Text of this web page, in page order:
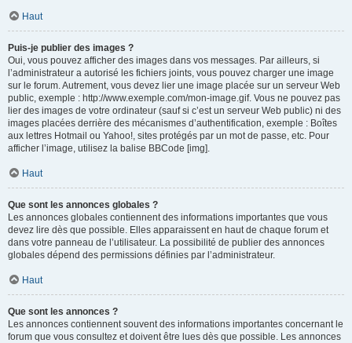
Haut
Puis-je publier des images ?
Oui, vous pouvez afficher des images dans vos messages. Par ailleurs, si
l’administrateur a autorisé les fichiers joints, vous pouvez charger une image
sur le forum. Autrement, vous devez lier une image placée sur un serveur Web
public, exemple : http://www.exemple.com/mon-image.gif. Vous ne pouvez pas
lier des images de votre ordinateur (sauf si c’est un serveur Web public) ni des
images placées derrière des mécanismes d’authentification, exemple : Boîtes
aux lettres Hotmail ou Yahoo!, sites protégés par un mot de passe, etc. Pour
afficher l’image, utilisez la balise BBCode [img].
Haut
Que sont les annonces globales ?
Les annonces globales contiennent des informations importantes que vous
devez lire dès que possible. Elles apparaissent en haut de chaque forum et
dans votre panneau de l’utilisateur. La possibilité de publier des annonces
globales dépend des permissions définies par l’administrateur.
Haut
Que sont les annonces ?
Les annonces contiennent souvent des informations importantes concernant le
forum que vous consultez et doivent être lues dès que possible. Les annonces